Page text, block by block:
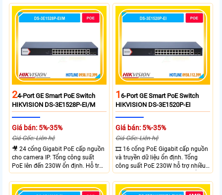
Uplink Ports.
Gigabit và 2 cổng quang SFP mở
rộng linh hoạt. Hỗ trợ truyền PoE
xa tối đa lên đến 300 mét.
24-Port GE Smart PoE Switch
HIKVISION DS-3E1528P-EI/M
Giá bán: 5%-35%
Giá Gốc: Liên hệ
🎥 24 cổng Gigabit PoE cấp nguồn
cho camera IP. Tổng công suất
PoE lên đến 230W ổn định. Hỗ trợ
truyền PoE xa đến 300 mét. Băng
thông chuyển mạch đạt 68 Gbps
mạnh mẽ.
16-Port GE Smart PoE Switch
HIKVISION DS-3E1520P-EI
Giá bán: 5%-35%
Giá Gốc: Liên hệ
🎞 16 cổng PoE Gigabit cấp nguồn
và truyền dữ liệu ổn định. Tổng
công suất PoE 230W hỗ trợ nhiều
thiết bị cùng lúc. Tốc độ chuyển
mạch 68Gbps đảm bảo hiệu suất
cao ổn định. Hỗ trợ truyền PoE xa